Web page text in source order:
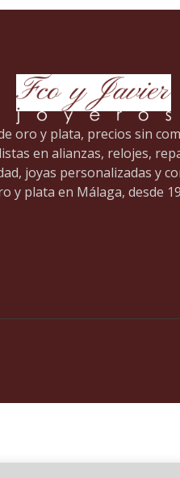
oro y plata, precios sin
en alianzas, relojes,
joyas personalizadas y
y plata en Málaga, desde